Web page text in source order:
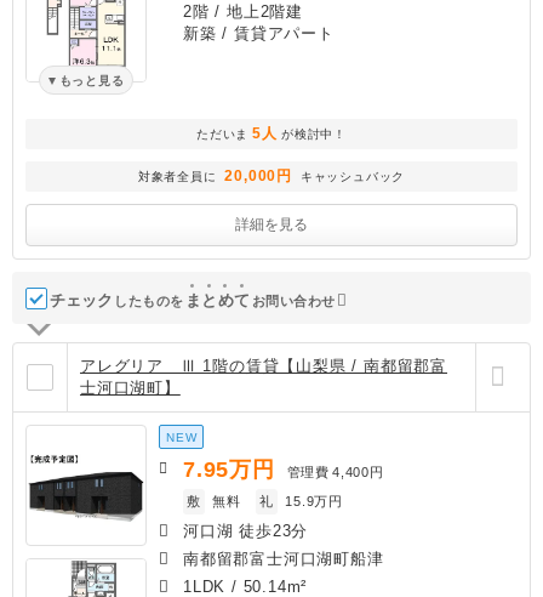
もっと見る
2階 / 地上2階建
新築 / 賃貸アパート
ただいま 5人 が検討中！
対象者全員に 20,000円 キャッシュバック
詳細を見る
チェック したものを ま と めて お問い合わせ
アレグリア Ⅲ 1階の賃貸【山梨県 / 南都留郡富
士河口湖町】
NEW
7.95万円 管理費 4,400円
敷
無料 礼 15.9万円
河口湖 徒歩23分
南都留郡富士河口湖町船津
1LDK / 50.14m²